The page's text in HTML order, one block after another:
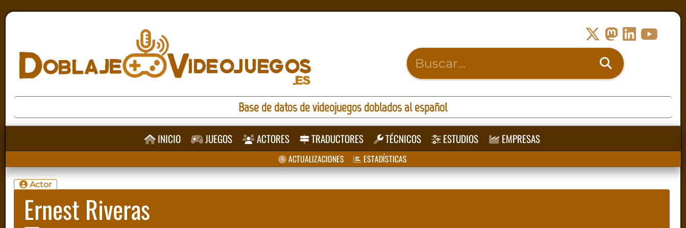
Base de datos de videojuegos doblados al español
INICIO JUEGOS ACTORES TRADUCTORES TÉCNICOS ESTUDIOS EMPRESAS
ACTUALIZACIONES ESTADÍSTICAS
Actor
Ernest Riveras